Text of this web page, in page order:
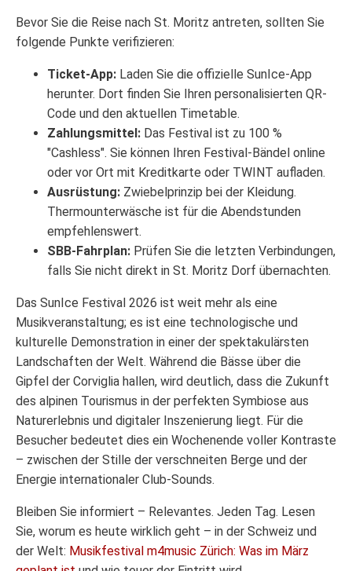
Bevor Sie die Reise nach St. Moritz antreten, sollten Sie
folgende Punkte verifizieren:
Ticket-App: Laden Sie die offizielle SunIce-App
herunter. Dort finden Sie Ihren personalisierten QR-
Code und den aktuellen Timetable.
Zahlungsmittel: Das Festival ist zu 100 %
"Cashless". Sie können Ihren Festival-Bändel online
oder vor Ort mit Kreditkarte oder TWINT aufladen.
Ausrüstung: Zwiebelprinzip bei der Kleidung.
Thermounterwäsche ist für die Abendstunden
empfehlenswert.
SBB-Fahrplan: Prüfen Sie die letzten Verbindungen,
falls Sie nicht direkt in St. Moritz Dorf übernachten.
Das SunIce Festival 2026 ist weit mehr als eine
Musikveranstaltung; es ist eine technologische und
kulturelle Demonstration in einer der spektakulärsten
Landschaften der Welt. Während die Bässe über die
Gipfel der Corviglia hallen, wird deutlich, dass die Zukunft
des alpinen Tourismus in der perfekten Symbiose aus
Naturerlebnis und digitaler Inszenierung liegt. Für die
Besucher bedeutet dies ein Wochenende voller Kontraste
– zwischen der Stille der verschneiten Berge und der
Energie internationaler Club-Sounds.
Bleiben Sie informiert – Relevantes. Jeden Tag. Lesen
Sie, worum es heute wirklich geht – in der Schweiz und
der Welt: Musikfestival m4music Zürich: Was im März